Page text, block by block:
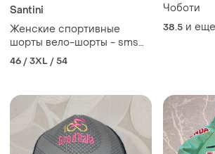
Santini
Женские спортивные
шорты вело-шорты - sms
santini - 3xl италия!
46 / 3XL / 54
Чоботи
38.5 и еще